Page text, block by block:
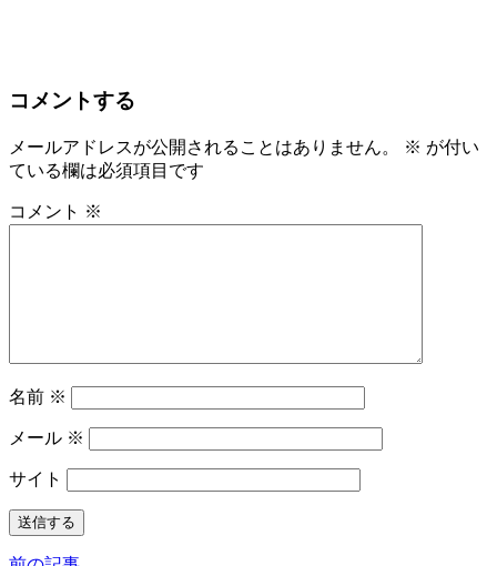
コメントする
メールアドレスが公開されることはありません。 ※ が付い
ている欄は必須項目です
コメント ※
名前 ※
メール ※
サイト